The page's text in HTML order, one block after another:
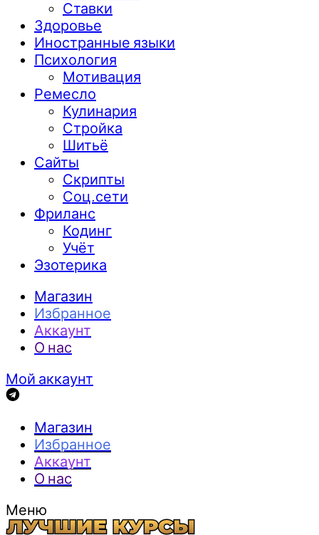
Ставки
Здоровье
Иностранные языки
Психология
Мотивация
Ремесло
Кулинария
Стройка
Шитьё
Сайты
Скрипты
Соц.сети
Фриланс
Кодинг
Учёт
Эзотерика
Магазин
Избранное
Аккаунт
О нас
Мой аккаунт
Магазин
Избранное
Аккаунт
О нас
Меню